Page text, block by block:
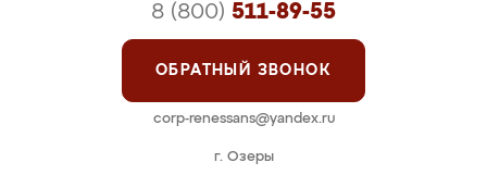
г. Озеры
8 (800) 511-89-55
ОБРАТНЫЙ ЗВОНОК
corp-renessans@yandex.ru